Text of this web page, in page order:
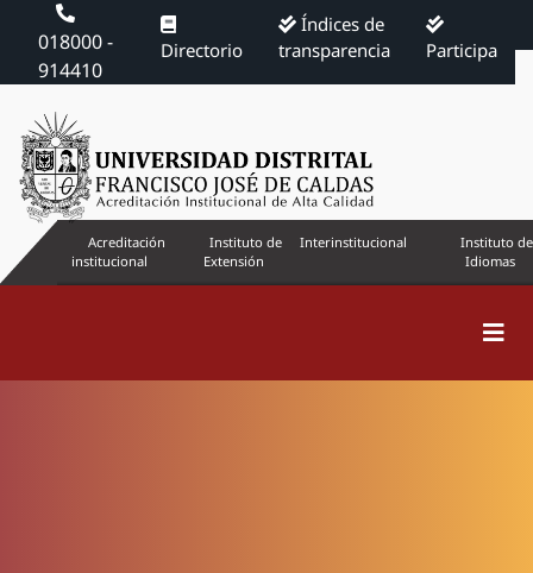
018000 -
914410
Directorio
Índices de
transparencia
Participa
Acreditación
institucional
Instituto de
Extensión
Interinstitucional
Instituto de
Idiomas